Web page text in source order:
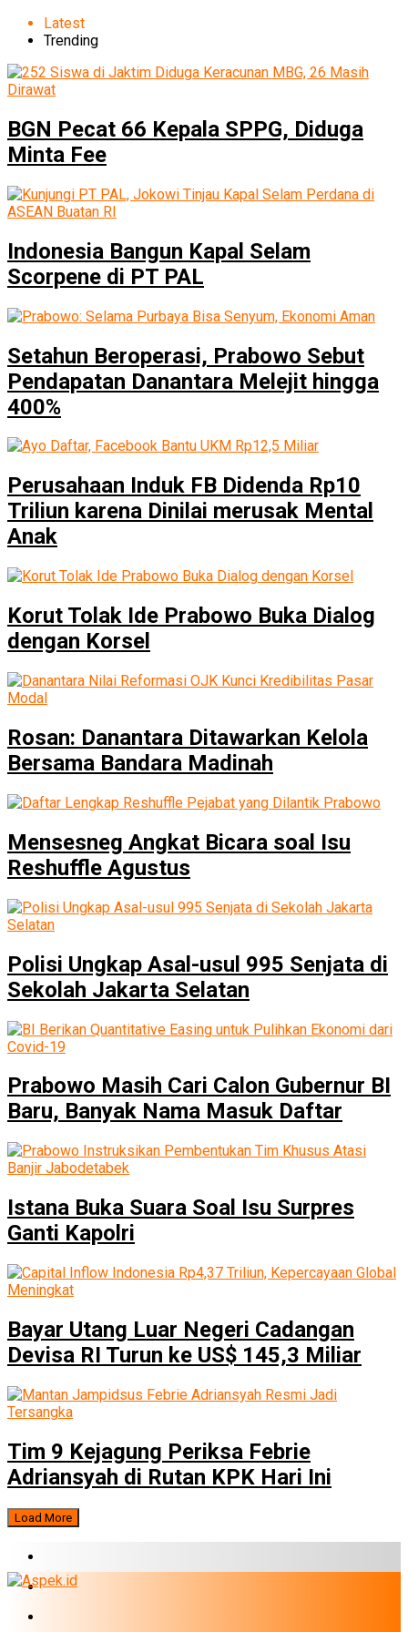
Latest
Trending
BGN Pecat 66 Kepala SPPG, Diduga
Minta Fee
Indonesia Bangun Kapal Selam
Scorpene di PT PAL
Setahun Beroperasi, Prabowo Sebut
Pendapatan Danantara Melejit hingga
400%
Perusahaan Induk FB Didenda Rp10
Triliun karena Dinilai merusak Mental
Anak
Korut Tolak Ide Prabowo Buka Dialog
dengan Korsel
Rosan: Danantara Ditawarkan Kelola
Bersama Bandara Madinah
Mensesneg Angkat Bicara soal Isu
Reshuffle Agustus
Polisi Ungkap Asal-usul 995 Senjata di
Sekolah Jakarta Selatan
Prabowo Masih Cari Calon Gubernur BI
Baru, Banyak Nama Masuk Daftar
Istana Buka Suara Soal Isu Surpres
Ganti Kapolri
Bayar Utang Luar Negeri Cadangan
Devisa RI Turun ke US$ 145,3 Miliar
Tim 9 Kejagung Periksa Febrie
Adriansyah di Rutan KPK Hari Ini
Load More
BUMN